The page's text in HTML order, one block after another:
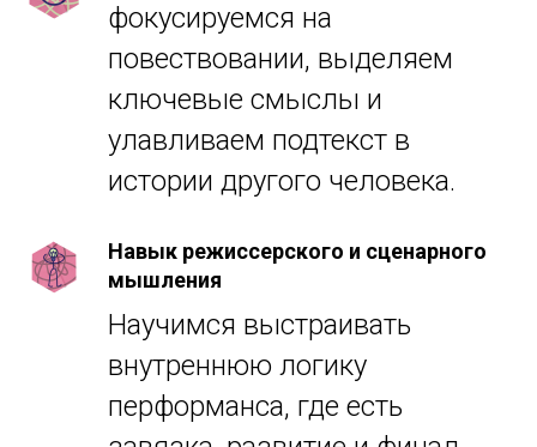
фокусируемся на
повествовании, выделяем
ключевые смыслы и
улавливаем подтекст в
истории другого человека.
Навык режиссерского и сценарного
мышления
Научимся выстраивать
внутреннюю логику
перформанса, где есть